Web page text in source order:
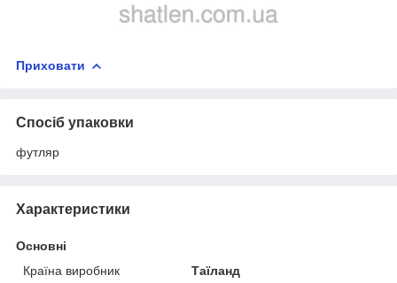
Приховати
Спосіб упаковки
футляр
Характеристики
Основні
Країна виробник
Таїланд